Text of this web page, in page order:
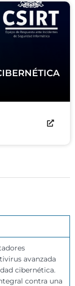
avanzada
cibernética.
contra una